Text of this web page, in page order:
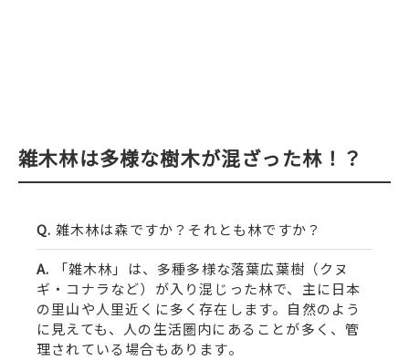
雑木林は多様な樹木が混ざった林！？
雑木林は森ですか？それとも林ですか？
「雑木林」は、多種多様な落葉広葉樹（クヌ
ギ・コナラなど）が入り混じった林で、主に日本
の里山や人里近くに多く存在します。自然のよう
に見えても、人の生活圏内にあることが多く、管
理されている場合もあります。